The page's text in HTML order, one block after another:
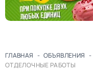
ГЛАВНАЯ - ОБЪЯВЛЕНИЯ -
ОТДЕЛОЧНЫЕ РАБОТЫ